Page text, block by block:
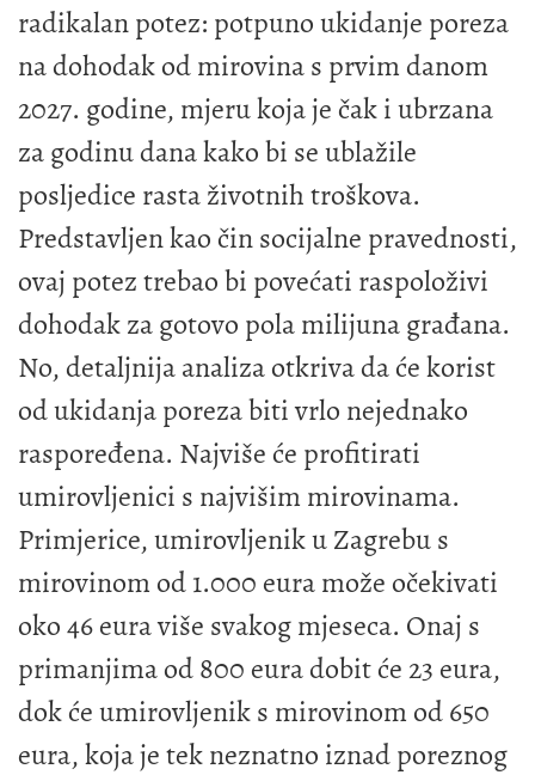
radikalan potez: potpuno ukidanje poreza
na dohodak od mirovina s prvim danom
2027. godine, mjeru koja je čak i ubrzana
za godinu dana kako bi se ublažile
posljedice rasta životnih troškova.
Predstavljen kao čin socijalne pravednosti,
ovaj potez trebao bi povećati raspoloživi
dohodak za gotovo pola milijuna građana.
No, detaljnija analiza otkriva da će korist
od ukidanja poreza biti vrlo nejednako
raspoređena. Najviše će profitirati
umirovljenici s najvišim mirovinama.
Primjerice, umirovljenik u Zagrebu s
mirovinom od 1.000 eura može očekivati
oko 46 eura više svakog mjeseca. Onaj s
primanjima od 800 eura dobit će 23 eura,
dok će umirovljenik s mirovinom od 650
eura, koja je tek neznatno iznad poreznog